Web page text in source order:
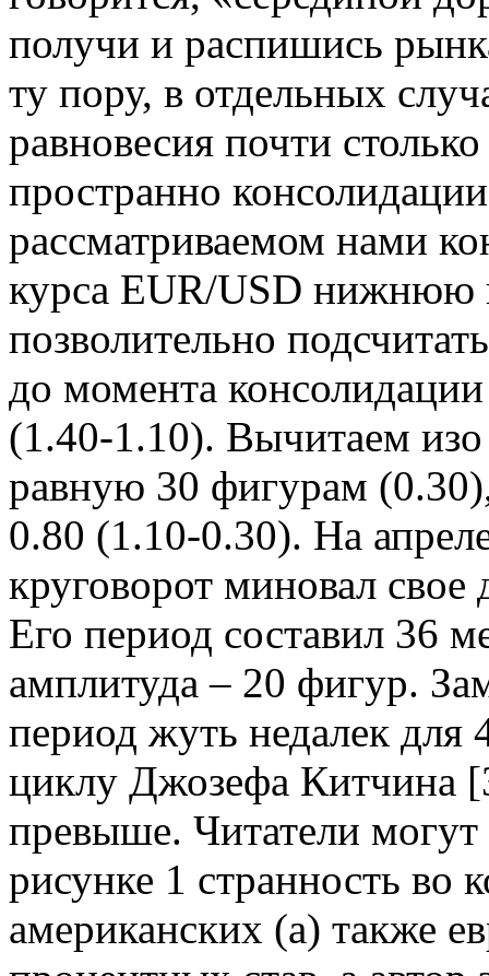
получи и распишись
ту пору, в отдельных
равновесия почти
пространно
рассматриваемом нами
курса EUR/USD нижнюю
позволительно
до момента
(1.40-1.10). Вычитаем изо
равную 30 фигурам
0.80 (1.10-0.30). На
круговорот миновал свое
Его период составил 36
амплитуда – 20 фигур.
период жуть недалек
циклу Джозефа Китчина
превыше. Читатели могут
рисунке 1 странность во
американских (а) также